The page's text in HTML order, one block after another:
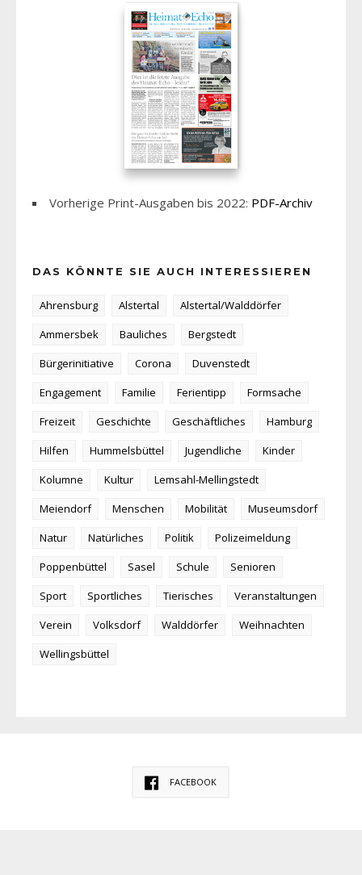
Vorherige Print-Ausgaben bis 2022: PDF-Archiv
DAS KÖNNTE SIE AUCH INTERESSIEREN
Ahrensburg Alstertal
Alstertal/Walddörfer
Ammersbek
Bauliches
Bergstedt
Bürgerinitiative
Corona
Duvenstedt
Engagement
Familie Ferientipp
Formsache
Freizeit
Geschichte Geschäftliches
Hamburg
Hilfen
Hummelsbüttel Jugendliche
Kinder
Kolumne
Kultur
Lemsahl-Mellingstedt
Meiendorf
Menschen Mobilität
Museumsdorf
Natur
Natürliches Politik
Polizeimeldung
Poppenbüttel
Sasel Schule
Senioren
Sport
Sportliches Tierisches
Veranstaltungen
Verein
Volksdorf Walddörfer
Weihnachten
Wellingsbüttel
FACEBOOK